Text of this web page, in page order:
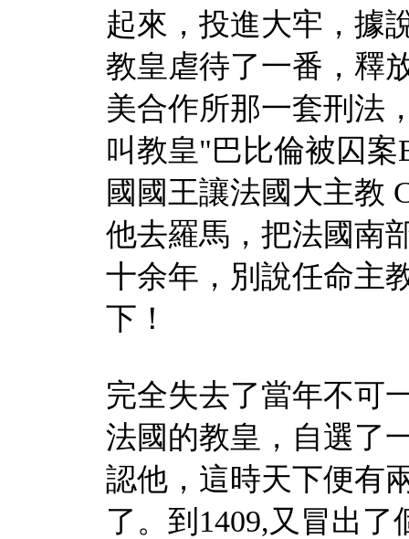
起來，投進大牢，據
教皇虐待了一番，釋
美合作所那一套刑法
叫教皇"巴比倫被囚案
國國王讓法國大主教
他去羅馬，把法國南
十余年，別說任命主
下！
完全失去了當年不可
法國的教皇，自選了
認他，這時天下便有
了。到 1409,又冒出了